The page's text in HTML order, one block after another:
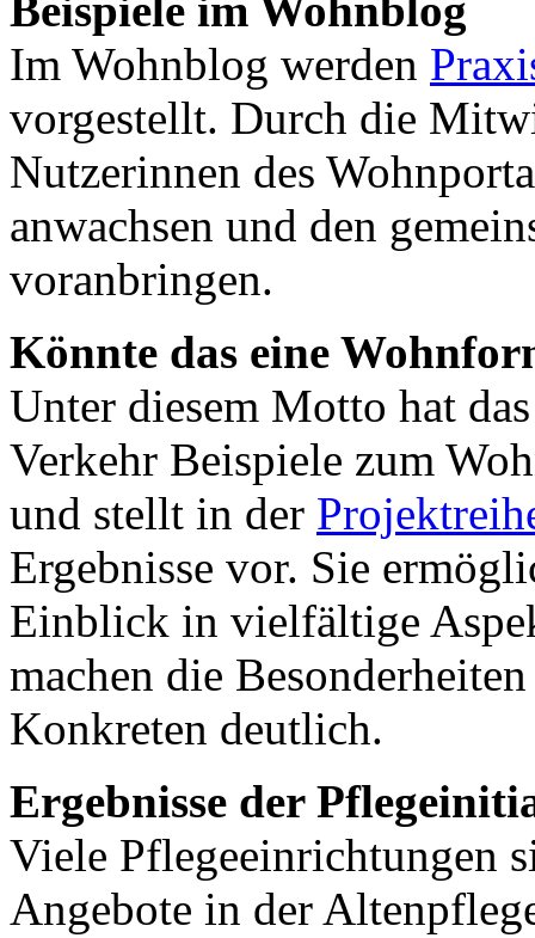
Im Wohnblog werden
vorgestellt. Durch die
Nutzerinnen des
anwachsen und den
voranbringen.
Könnte das eine
Unter diesem Motto hat
Verkehr Beispiele zum
und stellt in der
Ergebnisse vor. Sie
Einblick in vielfältige
machen die
Konkreten deutlich.
Ergebnisse der
Viele Pflegeeinrichtungen
Angebote in der